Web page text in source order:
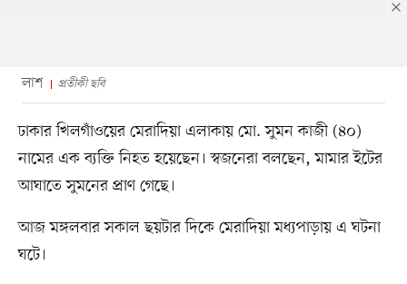
লাশ প্রতীকী ছবি
ঢাকার খিলগাঁওয়ের মেরাদিয়া এলাকায় মো. সুমন কাজী (৪০)
নামের এক ব্যক্তি নিহত হয়েছেন। স্বজনেরা বলছেন, মামার ইটের
আঘাতে সুমনের প্রাণ গেছে।
আজ মঙ্গলবার সকাল ছয়টার দিকে মেরাদিয়া মধ্যপাড়ায় এ ঘটনা
ঘটে।